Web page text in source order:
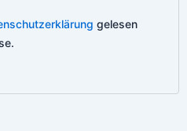
gelesen